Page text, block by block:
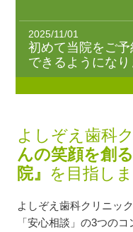
2025/11/01
初めて当院をご
できるようになり
よしぞえ歯科
んの笑顔を創
院』 を目指しま
よしぞえ歯科クリニッ
「安心相談」の3つの